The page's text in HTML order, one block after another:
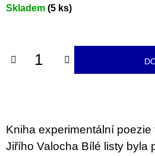
Měrná
Skladem (5 ks)
Kniha experimentální
Jiřího Valocha Bílé listy byla
o
r
e
m
e